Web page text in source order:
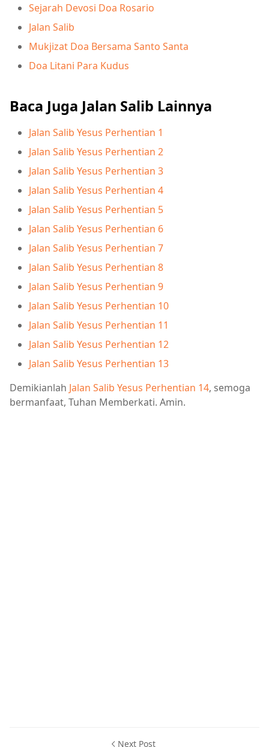
Sejarah Devosi Doa Rosario
Jalan Salib
Mukjizat Doa Bersama Santo Santa
Doa Litani Para Kudus
Baca Juga Jalan Salib Lainnya
Jalan Salib Yesus Perhentian 1
Jalan Salib Yesus Perhentian 2
Jalan Salib Yesus Perhentian 3
Jalan Salib Yesus Perhentian 4
Jalan Salib Yesus Perhentian 5
Jalan Salib Yesus Perhentian 6
Jalan Salib Yesus Perhentian 7
Jalan Salib Yesus Perhentian 8
Jalan Salib Yesus Perhentian 9
Jalan Salib Yesus Perhentian 10
Jalan Salib Yesus Perhentian 11
Jalan Salib Yesus Perhentian 12
Jalan Salib Yesus Perhentian 13
Demikianlah Jalan Salib Yesus Perhentian 14, semoga
bermanfaat, Tuhan Memberkati. Amin.
Next Post